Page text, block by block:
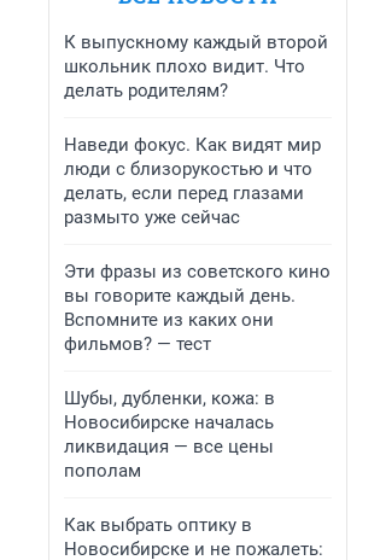
К выпускному каждый второй
школьник плохо видит. Что
делать родителям?
Наведи фокус. Как видят мир
люди с близорукостью и что
делать, если перед глазами
размыто уже сейчас
Эти фразы из советского кино
вы говорите каждый день.
Вспомните из каких они
фильмов? — тест
Шубы, дубленки, кожа: в
Новосибирске началась
ликвидация — все цены
пополам
Как выбрать оптику в
Новосибирске и не пожалеть: